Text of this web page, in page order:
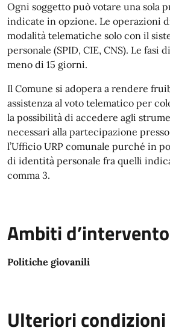
Ogni soggetto può votare una sola
indicate in opzione. Le operazioni
modalità telematiche solo con il
personale (SPID, CIE, CNS). Le fasi
meno di 15 giorni.
Il Comune si adopera a rendere
assistenza al voto telematico per
la possibilità di accedere agli
necessari alla partecipazione
l’Ufficio URP comunale purché in
di identità personale fra quelli
comma 3.
Ambiti d’intervento
Politiche giovanili
Ulteriori